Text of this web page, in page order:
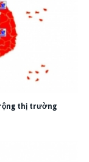
thị trường